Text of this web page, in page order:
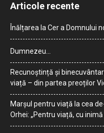
Articole recente
Înălțarea la Cer a Domnului
Dumnezeu…
Recunoștință și
viață – din partea preoților
Marșul pentru viață la cea
Orhei: „Pentru viață, cu